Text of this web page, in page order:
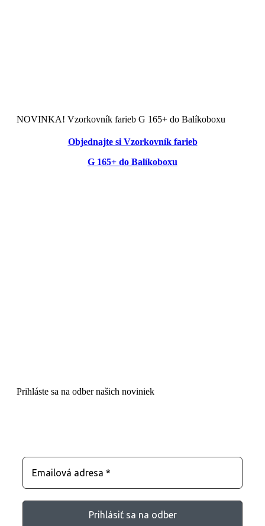
NOVINKA! Vzorkovník farieb G 165+ do Balíkoboxu
Objednajte si Vzorkovník farieb
G 165+ do Balíkoboxu
Prihláste sa na odber našich noviniek